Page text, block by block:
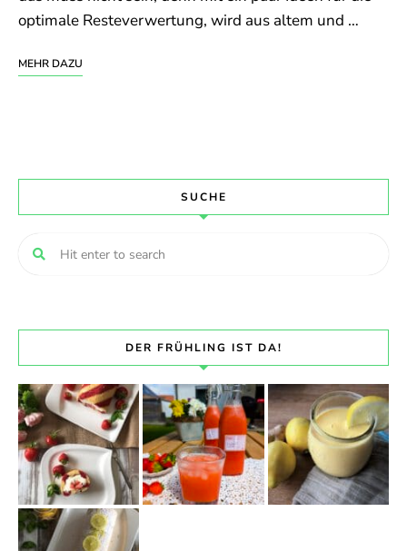
optimale Resteverwertung, wird aus altem und …
MEHR DAZU
SUCHE
DER FRÜHLING IST DA!